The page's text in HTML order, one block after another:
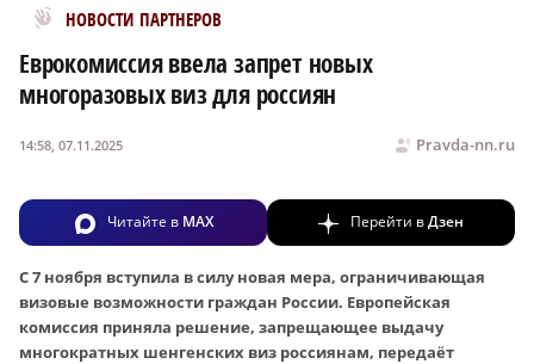
НОВОСТИ ПАРТНЕРОВ
Новости МирТесен
Еврокомиссия ввела запрет новых
многоразовых виз для россиян
Pravda-nn.ru
14:58, 07.11.2025
Читайте в MAX Перейти вДзен
С 7 ноября вступила в силу новая мера, ограничивающая
визовые возможности граждан России. Европейская
комиссия приняла решение, запрещающее выдачу
многократных шенгенских виз россиянам, передаёт